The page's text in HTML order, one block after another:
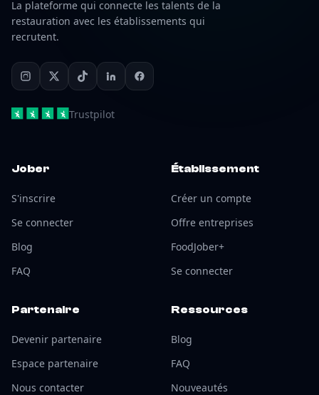
La plateforme qui connecte les talents de la
restauration avec les établissements qui
recrutent.
Trustpilot
Jober
S'inscrire
Se connecter
Blog
FAQ
Établissement
Créer un compte
Offre entreprises
FoodJober+
Se connecter
Partenaire
Devenir partenaire
Espace partenaire
Nous contacter
Ressources
Blog
FAQ
Nouveautés